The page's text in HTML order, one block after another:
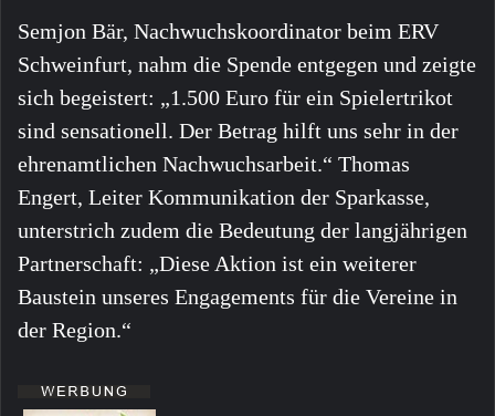
Semjon Bär, Nachwuchskoordinator beim ERV
Schweinfurt, nahm die Spende entgegen und zeigte
sich begeistert: „1.500 Euro für ein Spielertrikot
sind sensationell. Der Betrag hilft uns sehr in der
ehrenamtlichen Nachwuchsarbeit.“ Thomas
Engert, Leiter Kommunikation der Sparkasse,
unterstrich zudem die Bedeutung der langjährigen
Partnerschaft: „Diese Aktion ist ein weiterer
Baustein unseres Engagements für die Vereine in
der Region.“